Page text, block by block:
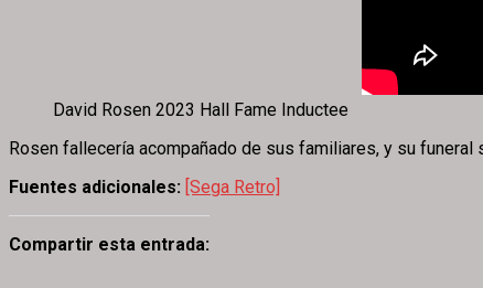
David Rosen 2023 Hall Fame Inductee
Rosen fallecería acompañado de sus familiares, y su
Fuentes adicionales: [Sega Retro]
Compartir esta entrada: